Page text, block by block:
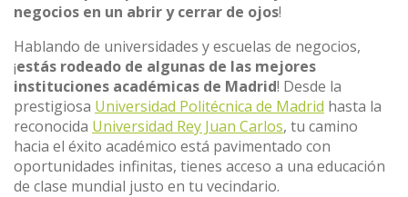
negocios en un abrir y cerrar de ojos!
Hablando de universidades y escuelas de negocios,
¡estás rodeado de algunas de las mejores
instituciones académicas de Madrid! Desde la
prestigiosa Universidad Politécnica de Madrid hasta la
reconocida Universidad Rey Juan Carlos, tu camino
hacia el éxito académico está pavimentado con
oportunidades infinitas, tienes acceso a una educación
de clase mundial justo en tu vecindario.